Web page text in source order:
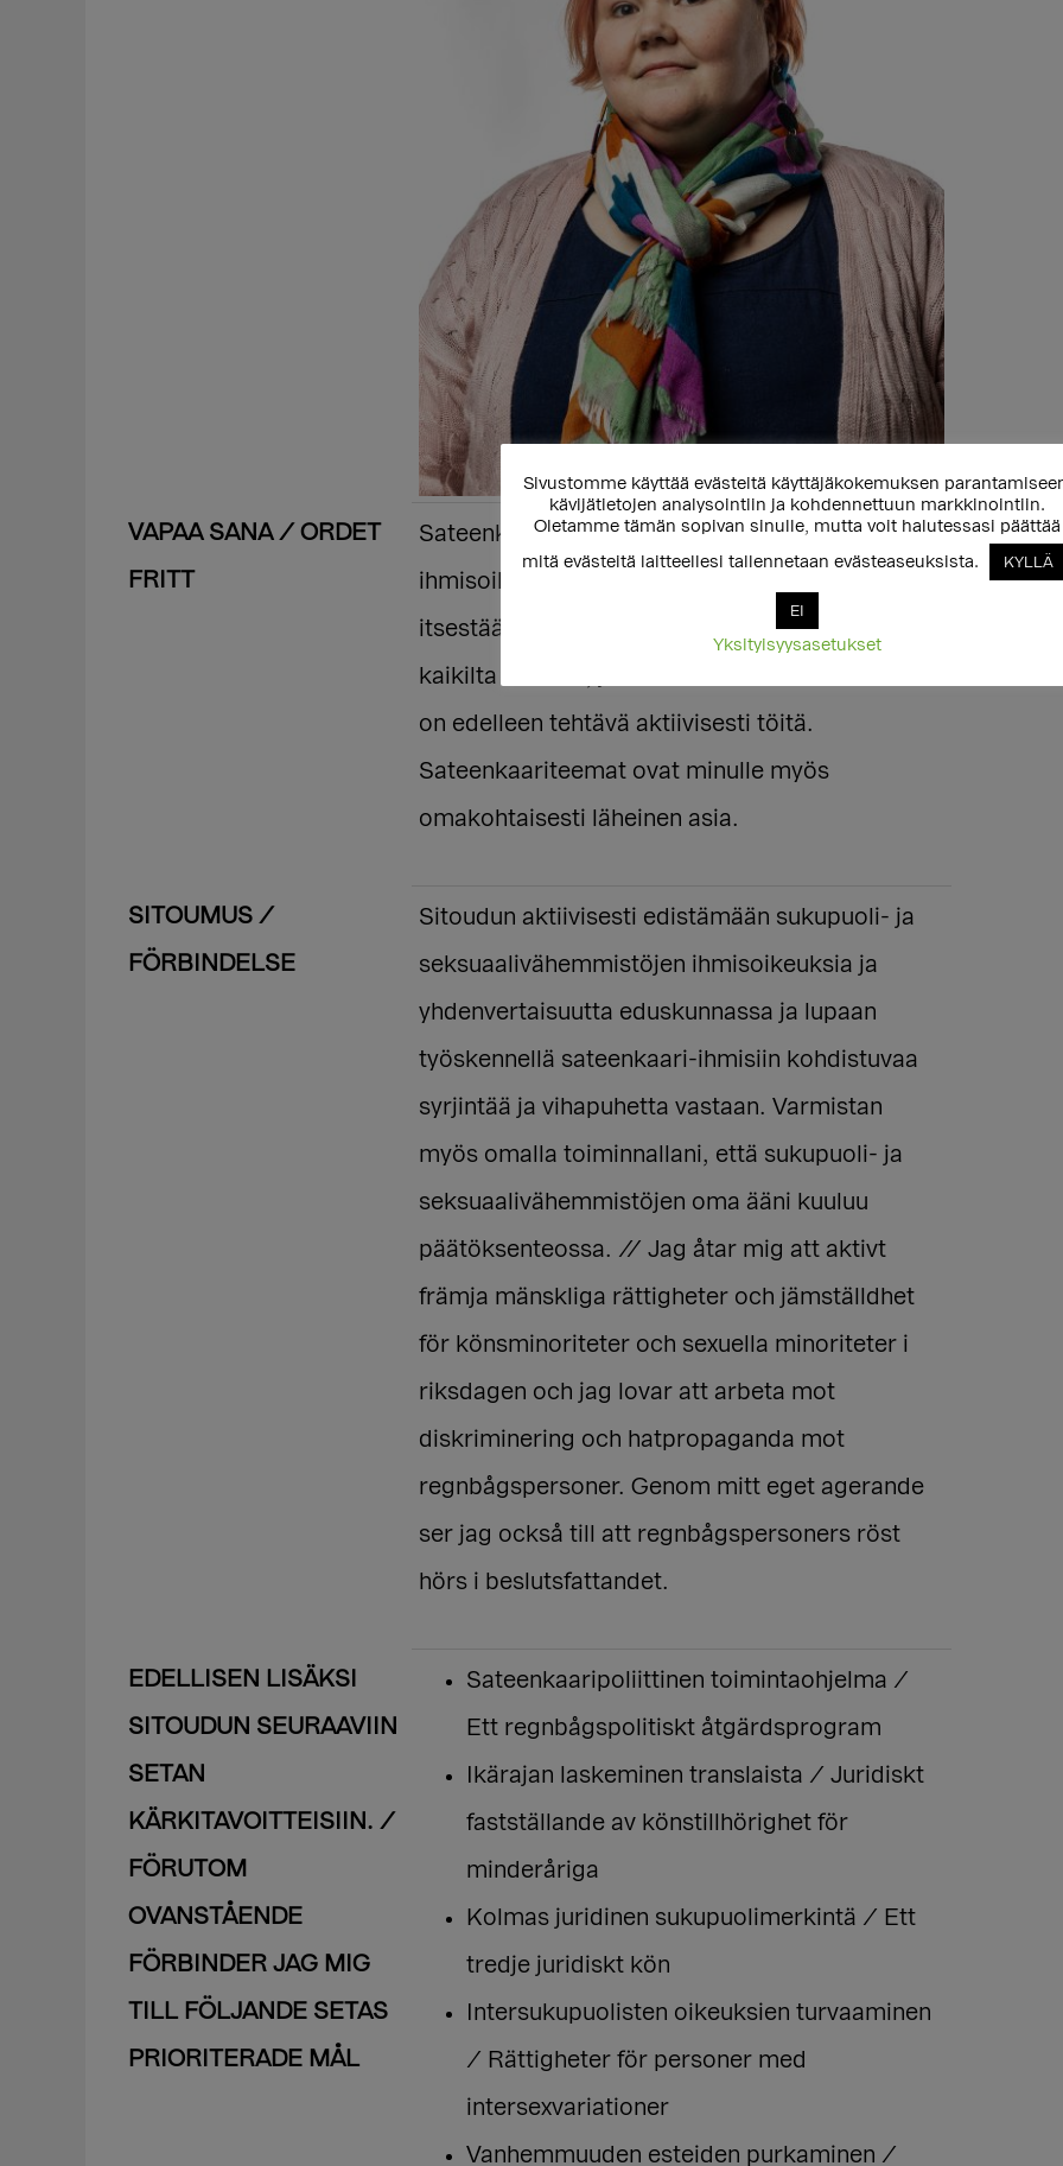
VAPAA SANA / ORDET
FRITT
Sateenkaarioikeudet ovat ihmisoikeuksia, ja
ihmisoikeuksien toteutumisen tulisi olla
itsestäänselvyys. Valitettavasti näin ei vieläkään
kaikilta osin ole, ja siksi näiden asioiden eteen
on edelleen tehtävä aktiivisesti töitä.
Sateenkaariteemat ovat minulle myös
omakohtaisesti läheinen asia.
SITOUMUS /
FÖRBINDELSE
Sitoudun aktiivisesti edistämään sukupuoli- ja
seksuaalivähemmistöjen ihmisoikeuksia ja
yhdenvertaisuutta eduskunnassa ja lupaan
työskennellä sateenkaari-ihmisiin kohdistuvaa
syrjintää ja vihapuhetta vastaan. Varmistan
myös omalla toiminnallani, että sukupuoli- ja
seksuaalivähemmistöjen oma ääni kuuluu
päätöksenteossa. // Jag åtar mig att aktivt
främja mänskliga rättigheter och jämställdhet
för könsminoriteter och sexuella minoriteter i
riksdagen och jag lovar att arbeta mot
diskriminering och hatpropaganda mot
regnbågspersoner. Genom mitt eget agerande
ser jag också till att regnbågspersoners röst
hörs i beslutsfattandet.
EDELLISEN LISÄKSI
SITOUDUN SEURAAVIIN
SETAN
KÄRKITAVOITTEISIIN. /
FÖRUTOM
OVANSTÅENDE
FÖRBINDER JAG MIG
TILL FÖLJANDE SETAS
PRIORITERADE MÅL
Sateenkaaripoliittinen toimintaohjelma /
Ett regnbågspolitiskt åtgärdsprogram
Ikärajan laskeminen translaista / Juridiskt
fastställande av könstillhörighet för
minderåriga
Kolmas juridinen sukupuolimerkintä / Ett
tredje juridiskt kön
Intersukupuolisten oikeuksien turvaaminen
/ Rättigheter för personer med
intersexvariationer
Vanhemmuuden esteiden purkaminen /
Sivustomme käyttää evästeitä käyttäjäkokemuksen
kävijätietojen analysointiin ja kohdennettuun markkinointiin.
Oletamme tämän sopivan sinulle, mutta voit halutessasi päättää
mitä evästeitä laitteellesi tallennetaan evästeaseuksista.
KYLLÄ
EI
Yksityisyysasetukset